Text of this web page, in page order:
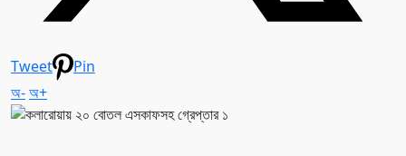
Tweet
Pin
অ-অ+